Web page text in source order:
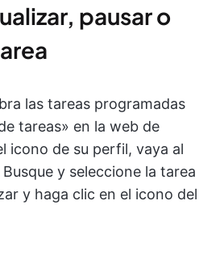
pausar o
las tareas programadas
tareas» en la web de
icono de su perfil, vaya al
y seleccione la tarea
y haga clic en el icono del